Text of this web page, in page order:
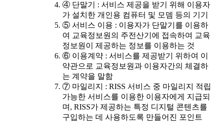
④ 단말기 : 서비스 제공을 받기 위해 이용자
가 설치한 개인용 컴퓨터 및 모뎀 등의 기기
⑤ 서비스 이용 : 이용자가 단말기를 이용하
여 교육정보원의 주전산기에 접속하여 교육
정보원이 제공하는 정보를 이용하는 것
⑥ 이용계약 : 서비스를 제공받기 위하여 이
약관으로 교육정보원과 이용자간의 체결하
는 계약을 말함
⑦ 마일리지 : RISS 서비스 중 마일리지 적립
가능한 서비스를 이용한 이용자에게 지급되
며, RISS가 제공하는 특정 디지털 콘텐츠를
구입하는 데 사용하도록 만들어진 포인트